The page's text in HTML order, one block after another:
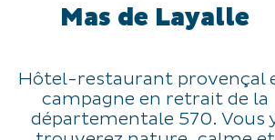
Mas de Layalle
Hôtel-restaurant provençal
campagne en retrait de la
départementale 570. Vous